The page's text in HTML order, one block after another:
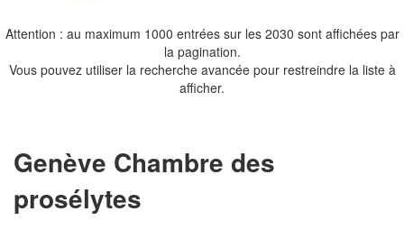
Attention : au maximum 1000 entrées sur les 2030 sont affichées par
la pagination.
Vous pouvez utiliser la recherche avancée pour restreindre la liste à
afficher.
Genève Chambre des
prosélytes